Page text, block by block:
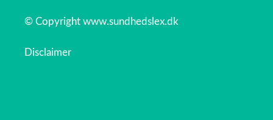
© Copyright www.sundhedslex.dk
Disclaimer